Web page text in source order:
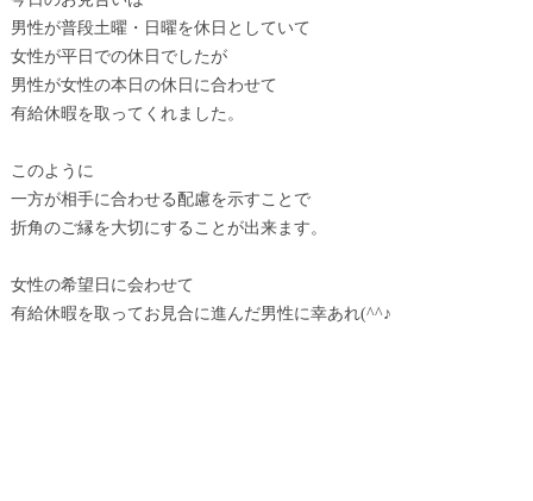
男性が普段土曜・日曜を休日としていて
女性が平日での休日でしたが
男性が女性の本日の休日に合わせて
有給休暇を取ってくれました。
このように
一方が相手に合わせる配慮を示すことで
折角のご縁を大切にすることが出来ます。
女性の希望日に会わせて
有給休暇を取ってお見合に進んだ男性に幸あれ(^^♪